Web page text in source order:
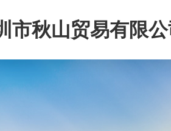
市秋山贸易有限